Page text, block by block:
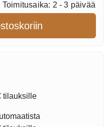
Toimitusaika: 2 - 3 päivää
tilauksille